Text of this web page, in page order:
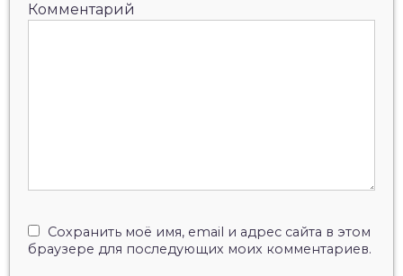
Комментарий
Сохранить моё имя, email и адрес сайта в этом
браузере для последующих моих комментариев.